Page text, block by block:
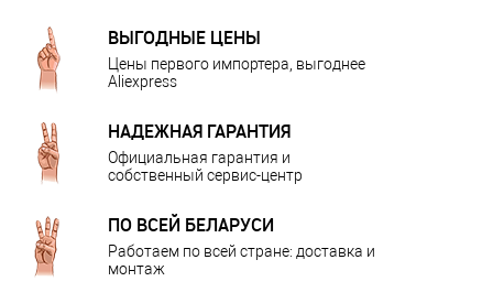
ВЫГОДНЫЕ ЦЕНЫ
Цены первого импортера, выгоднее
Aliexpress
НАДЕЖНАЯ ГАРАНТИЯ
Официальная гарантия и
собственный сервис-центр
ПО ВСЕЙ БЕЛАРУСИ
Работаем по всей стране: доставка и
монтаж